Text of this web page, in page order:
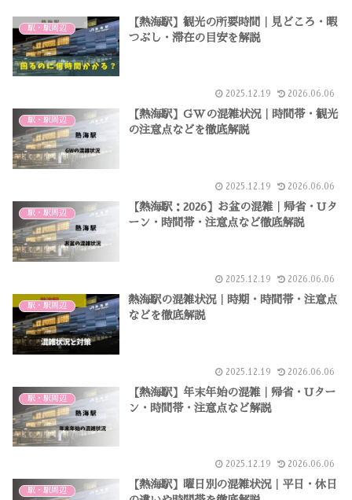
駅・駅周辺
【熱海駅】観光の所要時間｜見どころ・暇
つぶし・滞在の目安を解説
2025.12.19 2026.06.06
駅・駅周辺
【熱海駅】GWの混雑状況｜時間帯・観光
の注意点などを徹底解説
2025.12.19 2026.06.06
駅・駅周辺
【熱海駅：2026】お盆の混雑｜帰省・Uタ
ーン・時間帯・注意点など徹底解説
2025.12.19 2026.06.06
駅・駅周辺
熱海駅の混雑状況｜時期・時間帯・注意点
などを徹底解説
2025.12.19 2026.06.06
駅・駅周辺
【熱海駅】年末年始の混雑｜帰省・Uター
ン・時間帯・注意点など解説
2025.12.19 2026.06.06
駅・駅周辺
【熱海駅】曜日別の混雑状況｜平日・休日